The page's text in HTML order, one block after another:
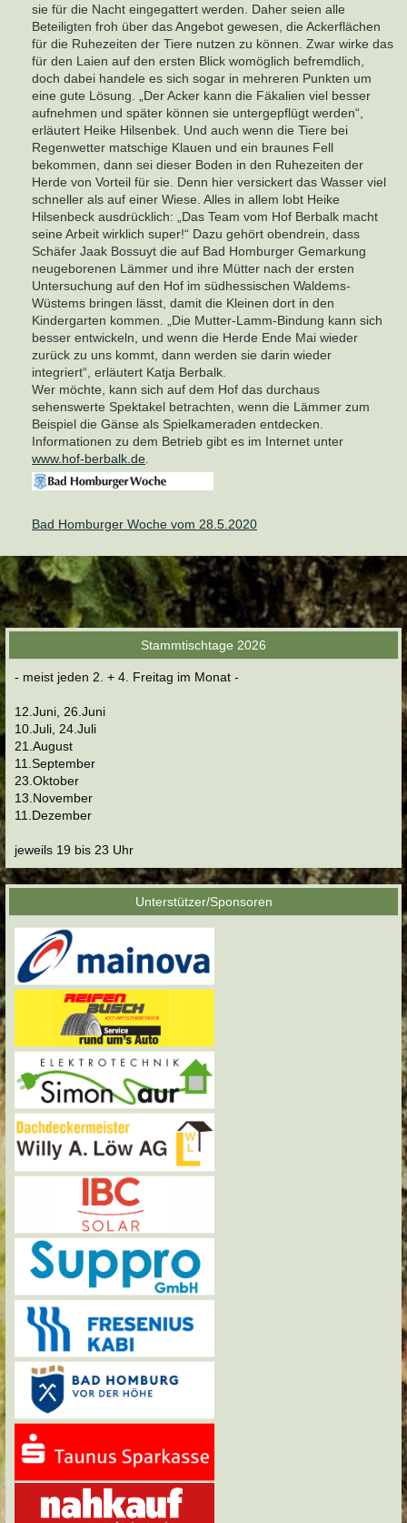
sie für die Nacht eingegattert werden. Daher seien alle
Beteiligten froh über das Angebot gewesen, die Ackerflächen
für die Ruhezeiten der Tiere nutzen zu können. Zwar wirke das
für den Laien auf den ersten Blick womöglich befremdlich,
doch dabei handele es sich sogar in mehreren Punkten um
eine gute Lösung. „Der Acker kann die Fäkalien viel besser
aufnehmen und später können sie untergepflügt werden“,
erläutert Heike Hilsenbek. Und auch wenn die Tiere bei
Regenwetter matschige Klauen und ein braunes Fell
bekommen, dann sei dieser Boden in den Ruhezeiten der
Herde von Vorteil für sie. Denn hier versickert das Wasser viel
schneller als auf einer Wiese. Alles in allem lobt Heike
Hilsenbeck ausdrücklich: „Das Team vom Hof Berbalk macht
seine Arbeit wirklich super!“ Dazu gehört obendrein, dass
Schäfer Jaak Bossuyt die auf Bad Homburger Gemarkung
neugeborenen Lämmer und ihre Mütter nach der ersten
Untersuchung auf den Hof im südhessischen Waldems-
Wüstems bringen lässt, damit die Kleinen dort in den
Kindergarten kommen. „Die Mutter-Lamm-Bindung kann sich
besser entwickeln, und wenn die Herde Ende Mai wieder
zurück zu uns kommt, dann werden sie darin wieder
integriert“, erläutert Katja Berbalk.
Wer möchte, kann sich auf dem Hof das durchaus
sehenswerte Spektakel betrachten, wenn die Lämmer zum
Beispiel die Gänse als Spielkameraden entdecken.
Informationen zu dem Betrieb gibt es im Internet unter
www.hof-berbalk.de
Bad Homburger Woche vom 28.5.2020
Stammtischtage 2026
- meist jeden 2. + 4. Freitag im Monat -
12.Juni, 26.Juni
10.Juli, 24.Juli
21.August
11.September
23.Oktober
13.November
11.Dezember
jeweils 19 bis 23 Uhr
Unterstützer/Sponsoren